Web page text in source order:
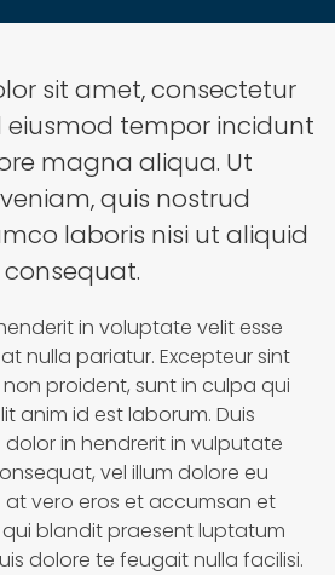
sit amet, consectetur
eiusmod tempor incidunt
magna aliqua. Ut
quis nostrud
laboris nisi ut aliquid
in voluptate velit esse
nulla pariatur. Excepteur sint
proident, sunt in culpa qui
anim id est laborum. Duis
dolor in hendrerit in vulputate
vel illum dolore eu
at vero eros et accumsan et
blandit praesent luptatum
dolore te feugait nulla facilisi.